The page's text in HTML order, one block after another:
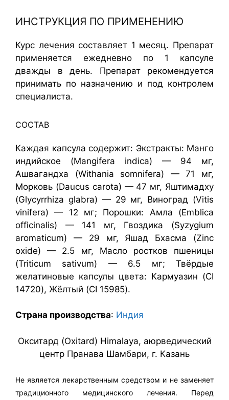
ИНСТРУКЦИЯ ПО ПРИМЕНЕНИЮ
Курс лечения составляет 1 месяц. Препарат
применяется ежедневно по 1 капсуле
дважды в день. Препарат рекомендуется
принимать по назначению и под контролем
специалиста.
СОСТАВ
Каждая капсула содержит: Экстракты: Манго
индийское (Mangifera indica) — 94 мг,
Ашвагандха (Withania somnifera) — 71 мг,
Морковь (Daucus carota) — 47 мг, Яштимадху
(Glycyrrhiza glabra) — 29 мг, Виноград (Vitis
vinifera) — 12 мг; Порошки: Амла (Emblica
officinalis) — 141 мг, Гвоздика (Syzygium
aromaticum) — 29 мг, Яшад Бхасма (Zinc
oxide) — 2.5 мг, Масло ростков пшеницы
(Triticum sativum) — 6.5 мг; Твёрдые
желатиновые капсулы цвета: Кармуазин (CI
14720), Жёлтый (CI 15985).
Страна производства: Индия
Окситард (Oxitard) Himalaya, аюрведический
центр Пранава Шамбари, г. Казань
Не является лекарственным средством и не заменяет
традиционного медицинского лечения. Перед